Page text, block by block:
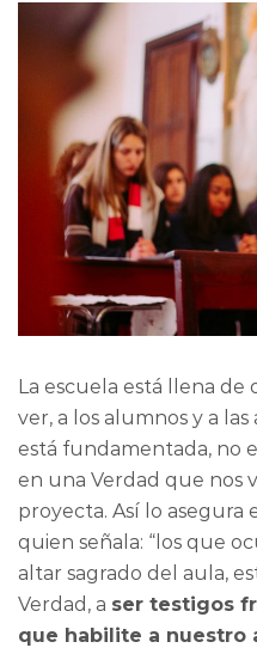
La escuela está llena
ver, a los alumnos y a
está fundamentada, no
en una Verdad que nos
proyecta. Así lo asegura
quien señala: “los que
altar sagrado del aula,
Verdad, a ser testigos
que habilite a nuestro